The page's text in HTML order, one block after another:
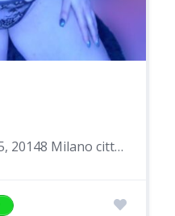
Via Matteo Civitali 15, 20148 Milano città metropolitana di Milano, Italia